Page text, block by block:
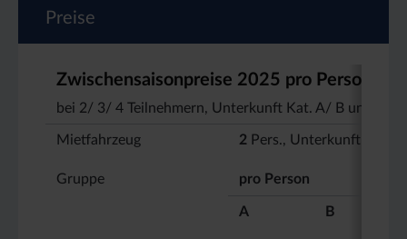
Preise
Zwischensaisonpreise 2025 pro Person
bei 2/ 3/ 4 Teilnehmern, Unterkunft Kat. A/ B und
Mietfahrzeug
Gruppe
2 Pers., Unterkunft Kat.
pro Person
A B